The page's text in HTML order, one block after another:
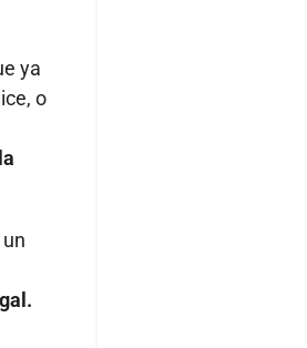
ya
o